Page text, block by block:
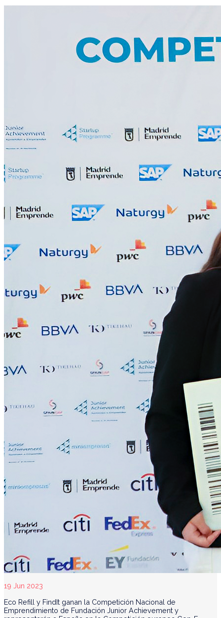
19 Jun 2023
Eco Refill y FindIt ganan la Competición Nacional de
Emprendimiento de Fundación Junior Achievement y